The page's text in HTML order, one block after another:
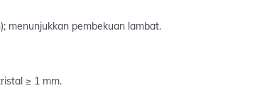
menunjukkan pembekuan lambat.
≥ 1 mm.